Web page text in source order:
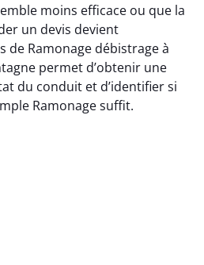
moins efficace ou que la
un devis devient
de Ramonage débistrage à
permet d’obtenir une
du conduit et d’identifier si
Ramonage suffit.